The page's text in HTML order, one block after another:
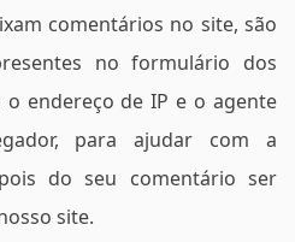
comentários no site, são
no formulário dos
endereço de IP e o agente
para ajudar com a
do seu comentário ser
site.